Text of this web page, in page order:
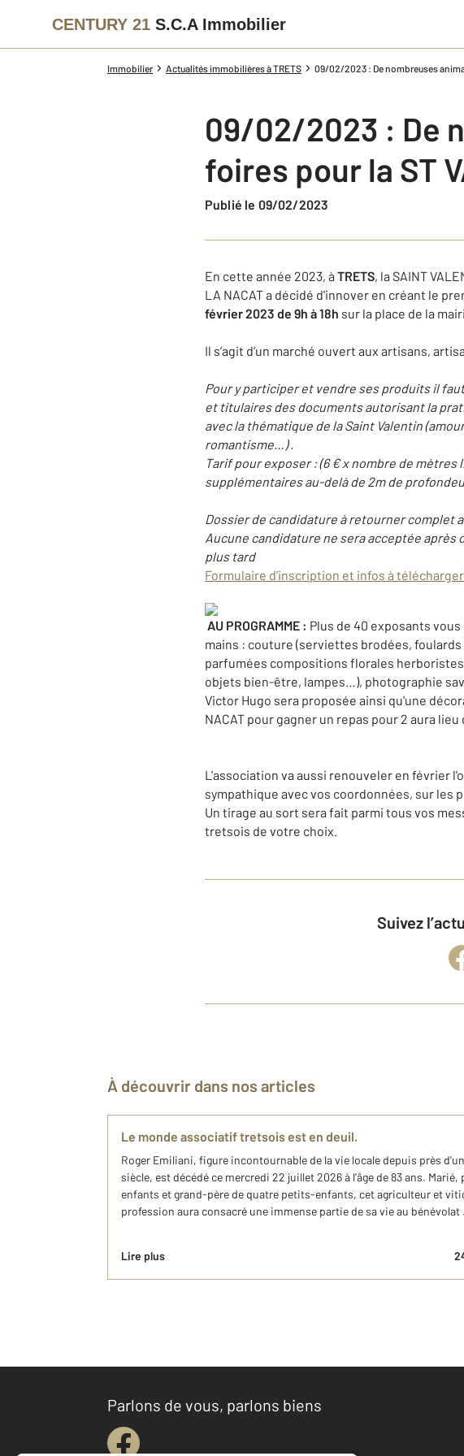
CENTURY 21 S.C.A Immobilier
Immobilier Actualités immobilières à TRETS 09/02/2023 : De nombreuses
09/02/2023 : De
foires pour la ST
Publié le 09/02/2023
En cette année 2023, à TRETS, la SAINT
LA NACAT a décidé d'innover en créant le
février 2023 de 9h à 18h sur la place de la
Il s’agit d’un marché ouvert aux artisans,
Pour y participer et vendre ses produits il
et titulaires des documents autorisant la
avec la thématique de la Saint Valentin
romantisme…) .
Tarif pour exposer : (6 € x nombre de
supplémentaires au-delà de 2m de
Dossier de candidature à retourner complet
Aucune candidature ne sera acceptée après
plus tard
Formulaire d'inscription et infos à
AU PROGRAMME : Plus de 40 exposants
mains : couture (serviettes brodées,
parfumées compositions florales
objets bien-être, lampes…), photographie
Victor Hugo sera proposée ainsi qu'une
NACAT pour gagner un repas pour 2 aura lieu
L'association va aussi renouveler en février
sympathique avec vos coordonnées, sur
Un tirage au sort sera fait parmi tous vos
tretsois de votre choix.
Suivez
À découvrir dans nos articles
Le monde associatif tretsois est en deuil.
Roger Emiliani, figure incontournable de la vie locale depuis près
siècle, est décédé ce mercredi 22 juillet 2026 à l'âge de 83 ans. Marié,
enfants et grand-père de quatre petits-enfants, cet agriculteur et
profession aura consacré une immense partie de sa vie au bénévolat
Lire plus
Parlons de vous, parlons biens